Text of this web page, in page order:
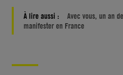
À lire aussi :
Avec vous, un an
manifester en France